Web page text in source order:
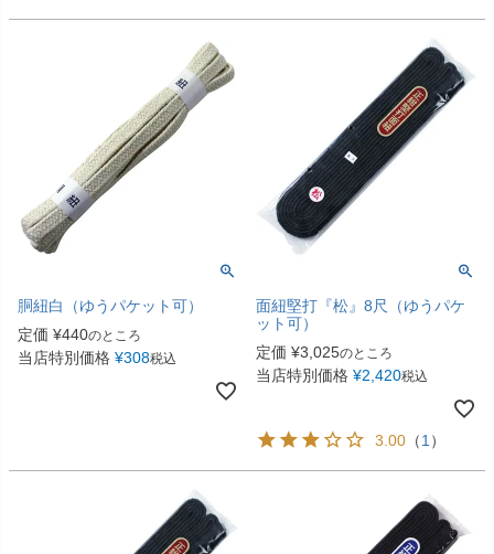
胴紐白（ゆうパケット可）
定価 ¥440のところ
当店特別価格 ¥308税込
面紐堅打『松』8尺（ゆうパケ
ット可）
定価 ¥3,025のところ
当店特別価格 ¥2,420税込
3.00 （1 ）